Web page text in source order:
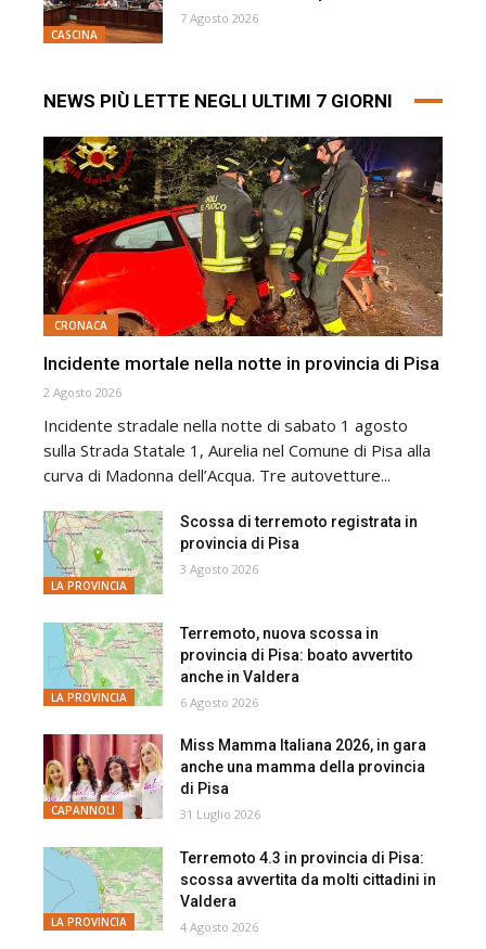
CASCINA
7 Agosto 2026
NEWS PIÙ LETTE NEGLI ULTIMI 7 GIORNI
CRONACA
Incidente mortale nella notte in provincia di Pisa
2 Agosto 2026
Incidente stradale nella notte di sabato 1 agosto
sulla Strada Statale 1, Aurelia nel Comune di Pisa alla
curva di Madonna dell’Acqua. Tre autovetture...
LA PROVINCIA
Scossa di terremoto registrata in
provincia di Pisa
3 Agosto 2026
LA PROVINCIA
Terremoto, nuova scossa in
provincia di Pisa: boato avvertito
anche in Valdera
6 Agosto 2026
CAPANNOLI
Miss Mamma Italiana 2026, in gara
anche una mamma della provincia
di Pisa
31 Luglio 2026
LA PROVINCIA
Terremoto 4.3 in provincia di Pisa:
scossa avvertita da molti cittadini in
Valdera
4 Agosto 2026